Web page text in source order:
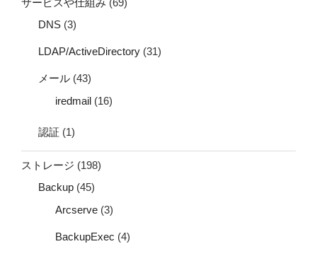
DNS (3)
LDAP/ActiveDirectory (31)
メール (43)
iredmail (16)
認証 (1)
ストレージ (198)
Backup (45)
Arcserve (3)
BackupExec (4)